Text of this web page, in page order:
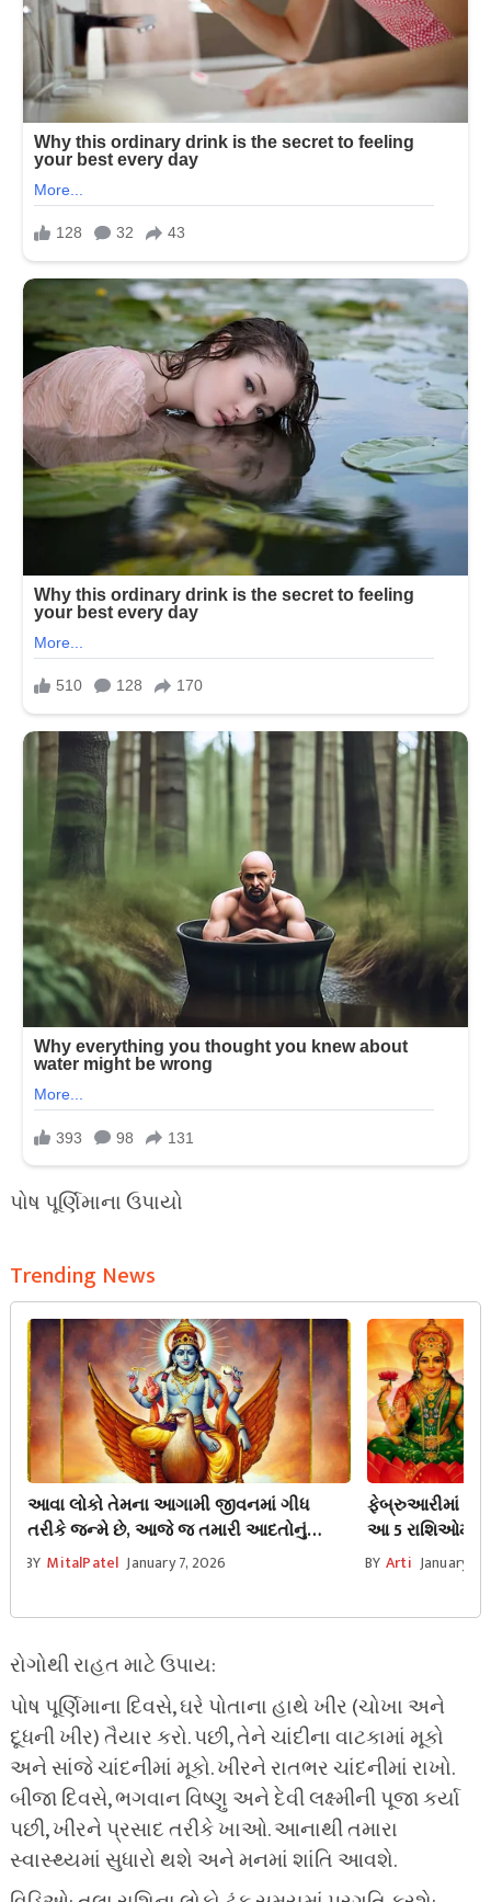
પોષ પૂર્ણિમાના ઉપાયો
Trending News
આવા લોકો તેમના આગામી જીવનમાં ગીધ
તરીકે જન્મે છે, આજે જ તમારી આદતોનું
ભવિષ્ય જાણો!
BY MitalPatel January 7, 2026
ફેબ્રુઆરીમાં
આ 5 રાશિઓમાં
લાવશે.
BY Arti January
રોગોથી રાહત માટે ઉપાય:
પોષ પૂર્ણિમાના દિવસે, ઘરે પોતાના હાથે ખીર (ચોખા અને
દૂધની ખીર) તૈયાર કરો. પછી, તેને ચાંદીના વાટકામાં મૂકો
અને સાંજે ચાંદનીમાં મૂકો. ખીરને રાતભર ચાંદનીમાં રાખો.
બીજા દિવસે, ભગવાન વિષ્ણુ અને દેવી લક્ષ્મીની પૂજા કર્યા
પછી, ખીરને પ્રસાદ તરીકે ખાઓ. આનાથી તમારા
સ્વાસ્થ્યમાં સુધારો થશે અને મનમાં શાંતિ આવશે.